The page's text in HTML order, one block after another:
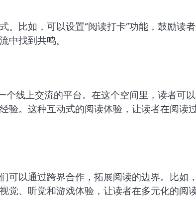
比如，可以设置“阅读打卡”功能，鼓励读
中找到共鸣。
个线上交流的平台。在这个空间里，读者可
。这种互动式的阅读体验，让读者在阅读
可以通过跨界合作，拓展阅读的边界。比如
觉、听觉和游戏体验，让读者在多元化的阅